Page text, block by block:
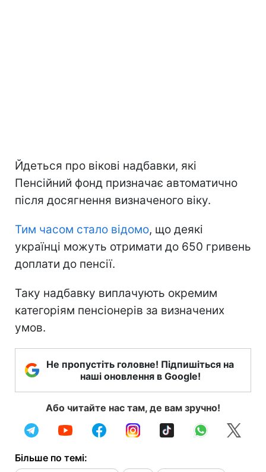
Йдеться про вікові надбавки, які
Пенсійний фонд призначає автоматично
після досягнення визначеного віку.
Тим часом стало відомо, що деякі
українці можуть отримати до 650 гривень
доплати до пенсії.
Таку надбавку виплачують окремим
категоріям пенсіонерів за визначених
умов.
Не пропустіть головне! Підпишіться на
наші оновлення в Google!
Або читайте нас там, де вам зручно!
Більше по темі: